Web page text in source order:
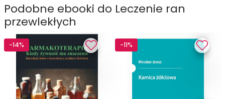
Podobne ebooki do Leczenie ran
przewlekłych
-14% -11%